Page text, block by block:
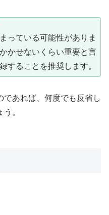
っている可能性がありま
かせないくらい重要と言
することを推奨します。
であれば、何度でも反省し
。